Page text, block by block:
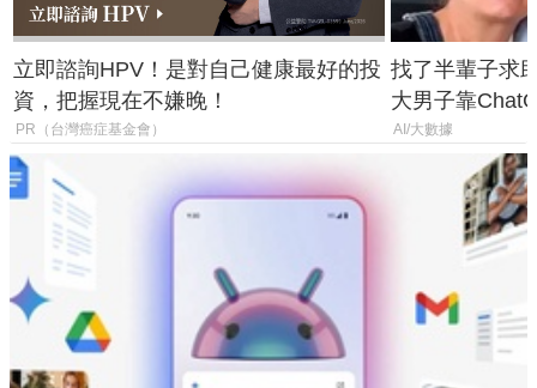
立即諮詢HPV！是對自己健康最好的投
資，把握現在不嫌晚！
PR（台灣癌症基金會）
找了半輩子求
大男子靠
年家人
AI/大數據